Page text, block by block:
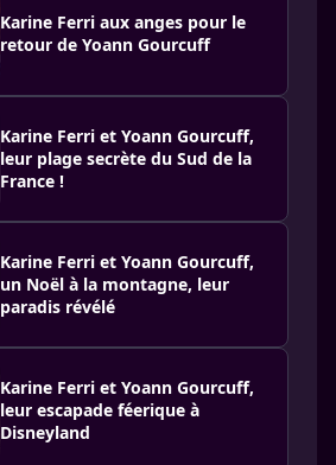
Karine Ferri aux anges pour le
retour de Yoann Gourcuff
Karine Ferri et Yoann Gourcuff,
leur plage secrète du Sud de la
France !
Karine Ferri et Yoann Gourcuff,
un Noël à la montagne, leur
paradis révélé
Karine Ferri et Yoann Gourcuff,
leur escapade féerique à
Disneyland